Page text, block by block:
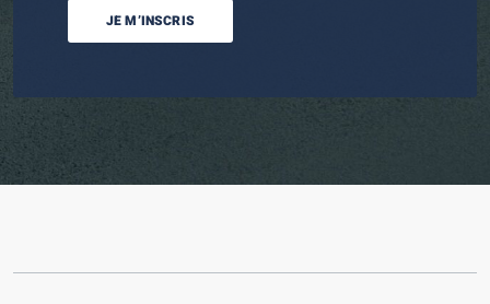
JE M’INSCRIS